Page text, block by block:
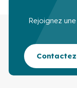
Rejoignez